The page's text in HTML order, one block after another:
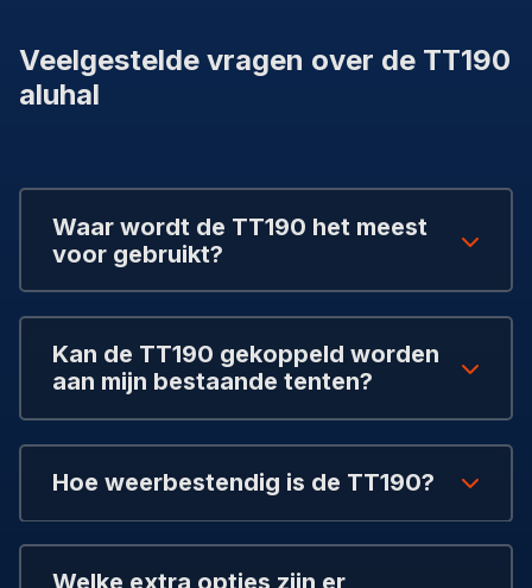
Veelgestelde vragen over de TT190
aluhal
Waar wordt de TT190 het meest
voor gebruikt?
Kan de TT190 gekoppeld worden
aan mijn bestaande tenten?
Hoe weerbestendig is de TT190?